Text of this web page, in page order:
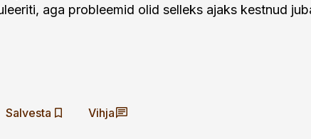
aga probleemid olid selleks ajaks kestnud
Salvesta Vihja